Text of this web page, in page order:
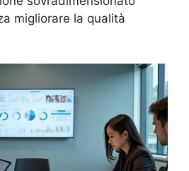
migliorare la qualità